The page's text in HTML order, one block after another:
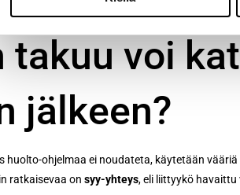
takuu voi
jälkeen?
huolto-ohjelmaa ei noudateta, käytetään
ratkaisevaa on syy-yhteys, eli liittyykö